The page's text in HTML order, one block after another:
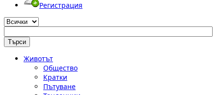
Регистрация
Животът
Общество
Кратки
Пътуване